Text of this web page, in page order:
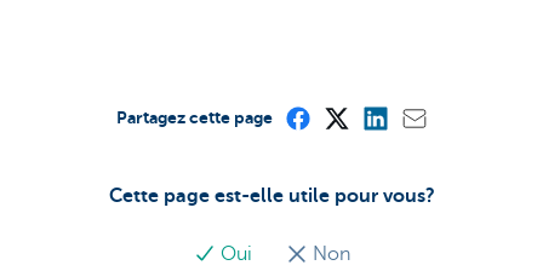
Cette page est-elle utile pour vous?
Oui Non
Partagez cette page